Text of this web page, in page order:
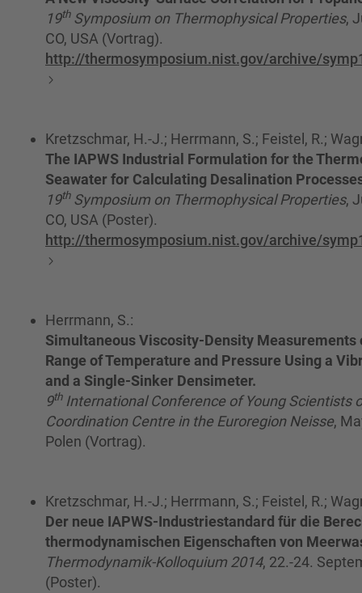
19thSymposium on Thermophysical Properties,
CO, USA (Vortrag).
http://thermosymposium.nist.gov/archive/
Kretzschmar, H.-J.; Herrmann, S.; Feistel, R.;
The IAPWS Industrial Formulation for the
Seawater for Calculating Desalination
19thSymposium on Thermophysical Properties,
CO, USA (Poster).
http://thermosymposium.nist.gov/archive/
Herrmann, S.:
Simultaneous Viscosity-Density Measurements
Range of Temperature and Pressure Using a
and a Single-Sinker Densimeter.
9thInternational Conference of Young Scientists
Coordination Centre in the Euroregion Neisse,
Polen (Vortrag).
Kretzschmar, H.-J.; Herrmann, S.; Feistel, R.;
Der neue IAPWS-Industriestandard für die
thermodynamischen Eigenschaften von
Thermodynamik-Kolloquium 2014, 22.-24.
(Poster).